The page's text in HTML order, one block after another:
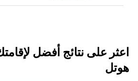
اعثر على نتائج أفضل
هوتل